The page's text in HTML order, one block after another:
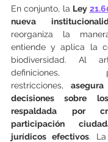
En conjunto, la Ley
nueva
reorganiza la
entiende y aplica la
biodiversidad. Al
restricciones,
decisiones sobre
respaldada por
participación
jurídicos efectivos.